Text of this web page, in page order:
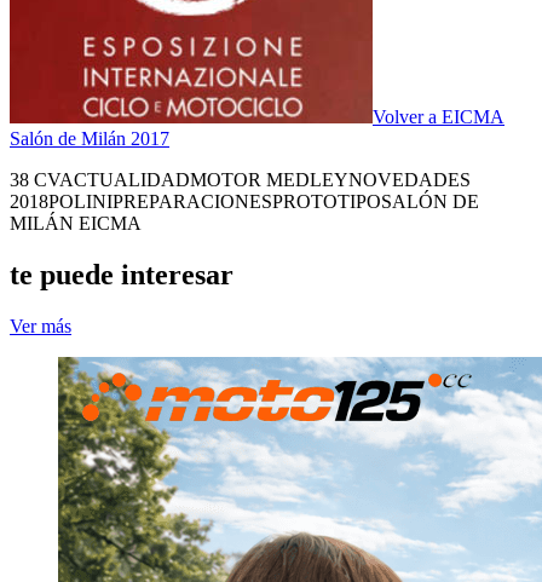
Volver a EICMA
Salón de Milán 2017
38 CVACTUALIDADMOTOR MEDLEYNOVEDADES
2018POLINIPREPARACIONESPROTOTIPOSALÓN DE
MILÁN EICMA
te puede interesar
Ver más